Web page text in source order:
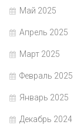
Май 2025
Апрель 2025
Март 2025
Февраль 2025
Январь 2025
Декабрь 2024